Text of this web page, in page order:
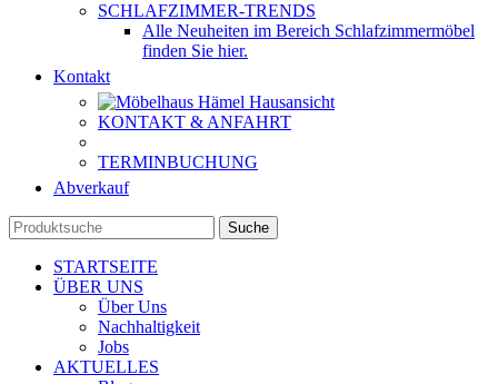
SCHLAFZIMMER-TRENDS
Alle Neuheiten im Bereich Schlafzimmermöbel
finden Sie hier.
Kontakt
KONTAKT & ANFAHRT
TERMINBUCHUNG
Abverkauf
Suche
STARTSEITE
ÜBER UNS
Über Uns
Nachhaltigkeit
Jobs
AKTUELLES